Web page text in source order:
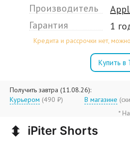
Производитель
Гарантия
1
Кредита и рассрочки нет,
Купить в
Получить завтра (11.08.26):
Курьером (490 ₽) В магазине (
*
⬍ iPiter Shorts